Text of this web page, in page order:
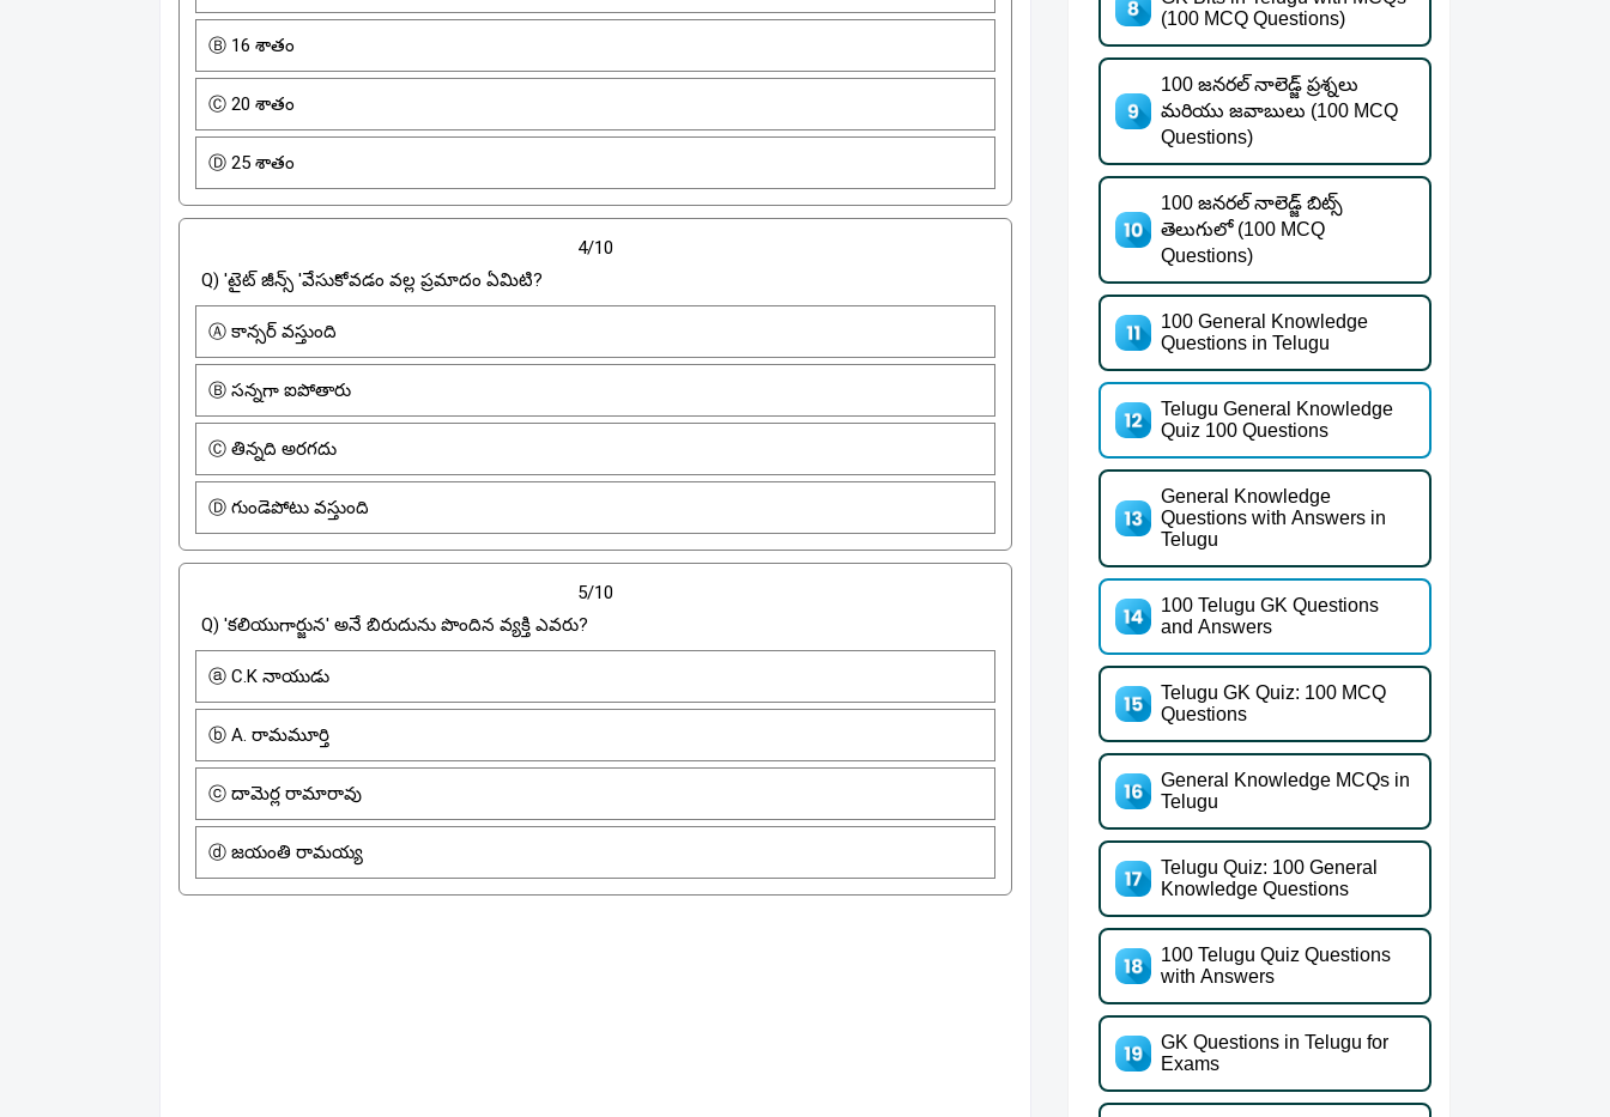
Ⓑ 16 శాతం
Ⓒ 20 శాతం
Ⓓ 25 శాతం
4/10
Q) 'టైట్ జీన్స్ 'వేసుకోవడం వల్ల ప్రమాదం ఏమిటి?
Ⓐ కాన్సర్ వస్తుంది
Ⓑ సన్నగా ఐపోతారు
Ⓒ తిన్నది అరగదు
Ⓓ గుండెపోటు వస్తుంది
5/10
Q) 'కలియుగార్జున' అనే బిరుదును పొందిన వ్యక్తి ఎవరు?
ⓐ C.K నాయుడు
ⓑ A. రామమూర్తి
ⓒ దామెర్ల రామారావు
ⓓ జయంతి రామయ్య
(100 MCQ Questions)
100 జనరల్ నాలెడ్జ్ ప్రశ్నలు
మరియు జవాబులు (100 MCQ
Questions)
100 జనరల్ నాలెడ్జ్ బిట్స్
తెలుగులో (100 MCQ
Questions)
100 General Knowledge
Questions in Telugu
Telugu General Knowledge
Quiz 100 Questions
General Knowledge
Questions with Answers in
Telugu
100 Telugu GK Questions
and Answers
Telugu GK Quiz: 100 MCQ
Questions
General Knowledge MCQs in
Telugu
Telugu Quiz: 100 General
Knowledge Questions
100 Telugu Quiz Questions
with Answers
GK Questions in Telugu for
Exams